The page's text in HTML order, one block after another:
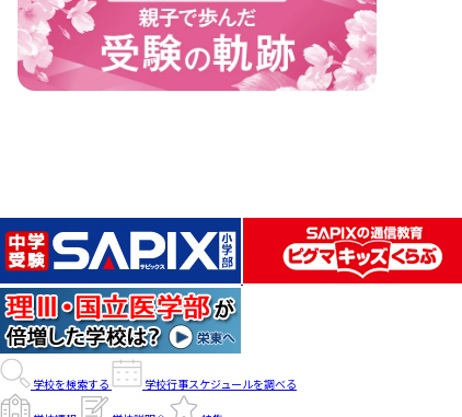
学校を検索する 学校行事スケジュールを調べる